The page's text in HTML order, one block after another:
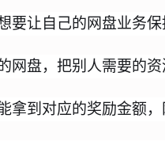
让自己的网盘业务保
盘，把别人需要的资
到对应的奖励金额，